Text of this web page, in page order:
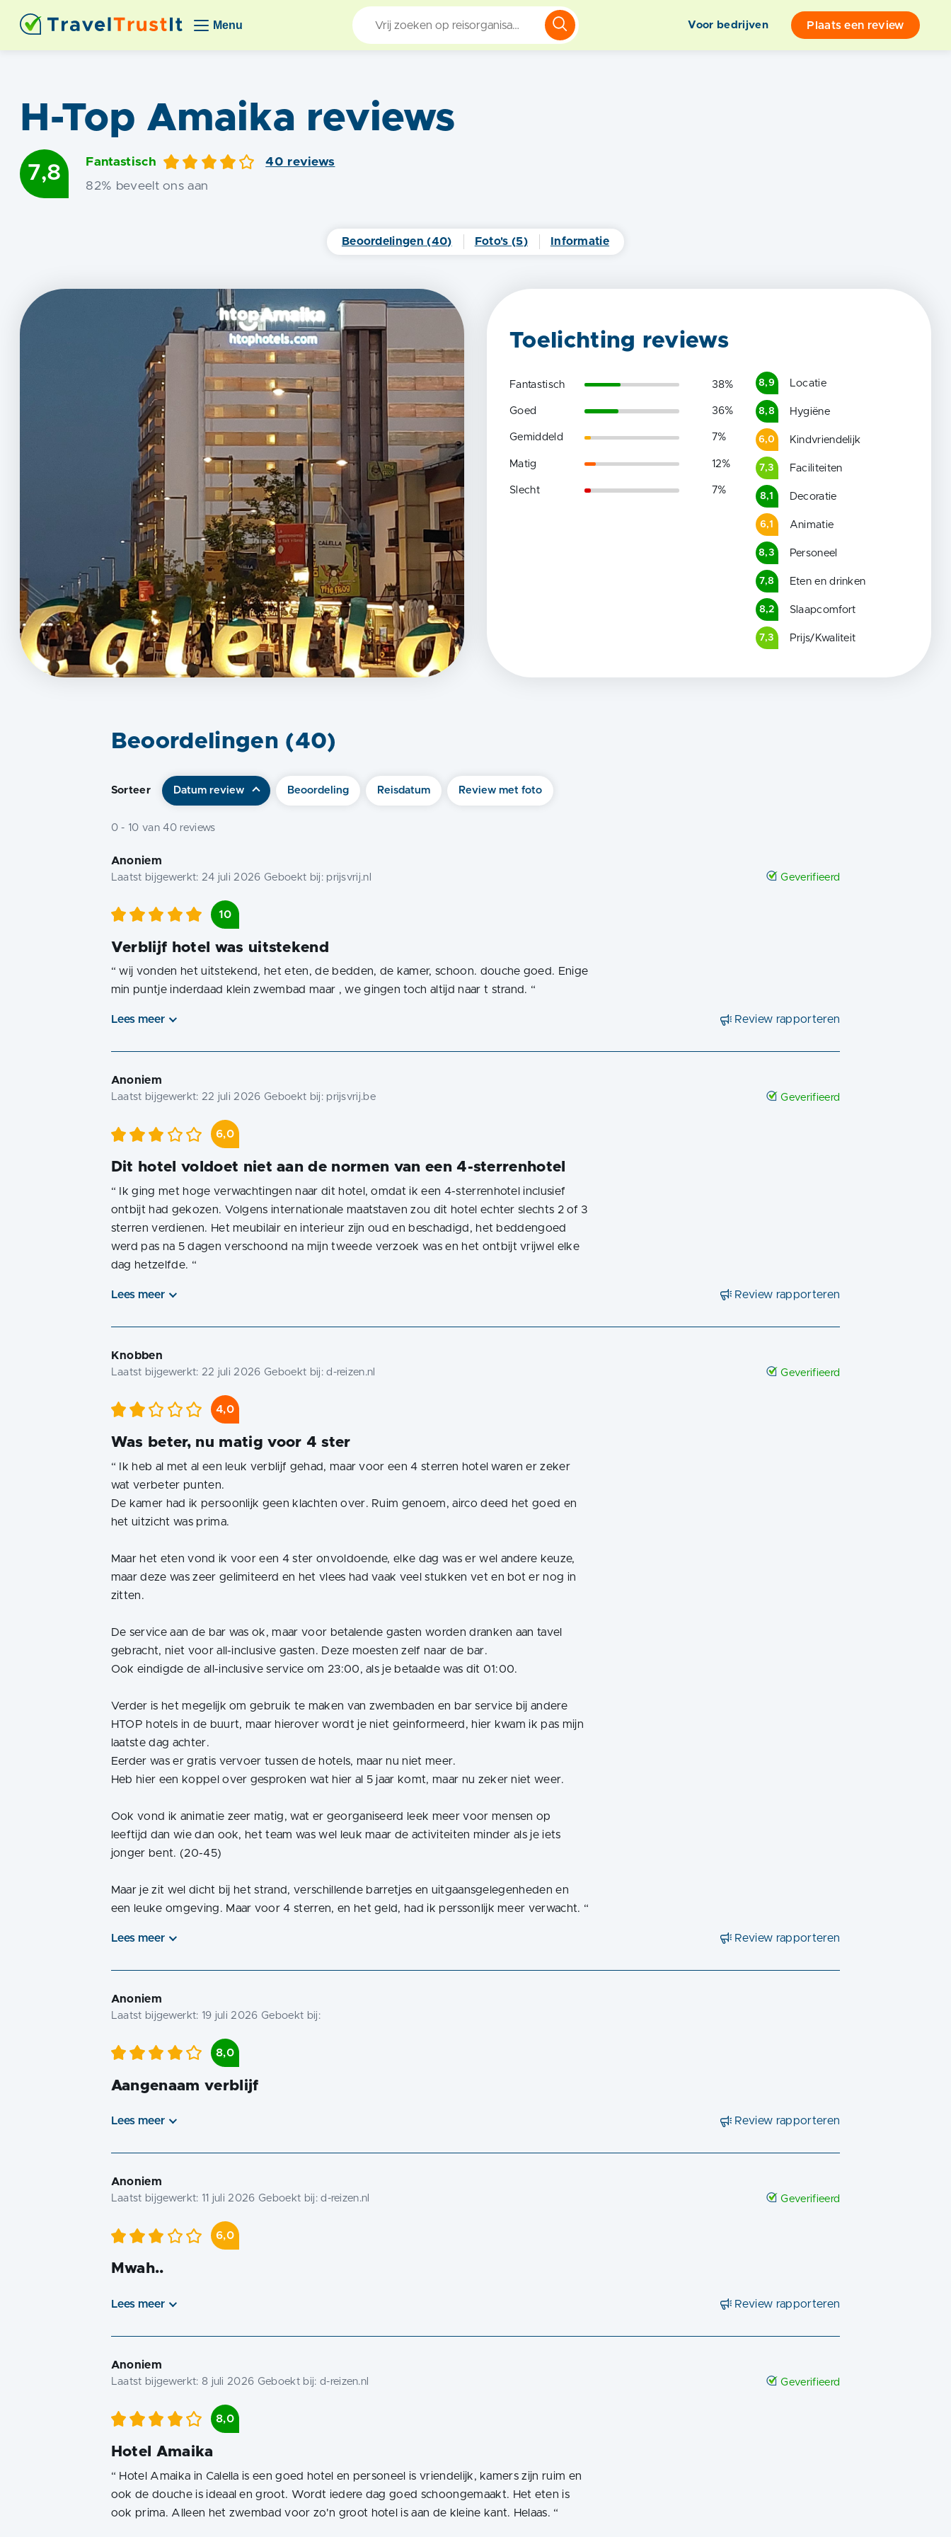
Menu Voor bedrijven Plaats een review
H-Top Amaika reviews
7,8
Fantastisch 40 reviews
82% beveelt ons aan
Beoordelingen (40) Foto's (5) Informatie
Toelichting reviews
Fantastisch 38%
Goed 36%
Gemiddeld 7%
Matig 12%
Slecht 7%
8,9 Locatie
8,8 Hygiëne
6,0 Kindvriendelijk
7,3 Faciliteiten
8,1 Decoratie
6,1 Animatie
8,3 Personeel
7,8 Eten en drinken
8,2 Slaapcomfort
7,3 Prijs/Kwaliteit
Beoordelingen (40)
Sorteer Datum review Beoordeling Reisdatum Review met foto
0 - 10 van 40reviews
Anoniem
Laatst bijgewerkt: 24 juli 2026 Geboekt bij: prijsvrij.nl Geverifieerd
10
Verblijf hotel was uitstekend
“wij vonden het uitstekend, het eten, de bedden, de kamer, schoon. douche goed. Enige
min puntje inderdaad klein zwembad maar , we gingen toch altijd naar t strand. “
Lees meer Review rapporteren
Anoniem
Laatst bijgewerkt: 22 juli 2026 Geboekt bij: prijsvrij.be Geverifieerd
6,0
Dit hotel voldoet niet aan de normen van een 4-sterrenhotel
“
Ik ging met hoge verwachtingen naar dit hotel, omdat ik een 4-sterrenhotel inclusief
ontbijt had gekozen. Volgens internationale maatstaven zou dit hotel echter slechts 2 of 3
sterren verdienen. Het meubilair en interieur zijn oud en beschadigd, het beddengoed
werd pas na 5 dagen verschoond na mijn tweede verzoek was en het ontbijt vrijwel elke
dag hetzelfde. “
Lees meer Review rapporteren
Knobben
Laatst bijgewerkt: 22 juli 2026 Geboekt bij:d-reizen.nl Geverifieerd
4,0
Was beter, nu matig voor 4 ster
“
Ik heb al met al een leuk verblijf gehad, maar voor een 4 sterren hotel waren er zeker
wat verbeter punten.
De kamer had ik persoonlijk geen klachten over. Ruim genoem, airco deed het goed en
het uitzicht was prima.
Maar het eten vond ik voor een 4 ster onvoldoende, elke dag was er wel andere keuze,
maar deze was zeer gelimiteerd en het vlees had vaak veel stukken vet en bot er nog in
zitten.
De service aan de bar was ok, maar voor betalende gasten worden dranken aan tavel
gebracht, niet voor all-inclusive gasten. Deze moesten zelf naar de bar.
Ook eindigde de all-inclusive service om 23:00, als je betaalde was dit 01:00.
Verder is het megelijk om gebruik te maken van zwembaden en bar service bij andere
HTOP hotels in de buurt, maar hierover wordt je niet geinformeerd, hier kwam ik pas mijn
laatste dag achter.
Eerder was er gratis vervoer tussen de hotels, maar nu niet meer.
Heb hier een koppel over gesproken wat hier al 5 jaar komt, maar nu zeker niet weer.
Ook vond ik animatie zeer matig, wat er georganiseerd leek meer voor mensen op
leeftijd dan wie dan ook, het team was wel leuk maar de activiteiten minder als je iets
jonger bent. (20-45)
Maar je zit wel dicht bij het strand, verschillende barretjes en uitgaansgelegenheden en
een leuke omgeving. Maar voor 4 sterren, en het geld, had ik perssonlijk meer verwacht. “
Lees meer Review rapporteren
Anoniem
Laatst bijgewerkt: 19 juli 2026 Geboekt bij:
8,0
Aangenaam verblijf
Lees meer Review rapporteren
Anoniem
Laatst bijgewerkt: 11 juli 2026 Geboekt bij:d-reizen.nl Geverifieerd
6,0
Mwah..
Lees meer Review rapporteren
Anoniem
Laatst bijgewerkt: 8 juli 2026 Geboekt bij: d-reizen.nl Geverifieerd
8,0
Hotel Amaika
“ Hotel Amaika in Calella is een goed hotel en personeel is vriendelijk, kamers zijn ruim en
ook de douche is ideaal en groot. Wordt iedere dag goed schoongemaakt. Het eten is
ook prima. Alleen het zwembad voor zo'n groot hotel is aan de kleine kant. Helaas. “